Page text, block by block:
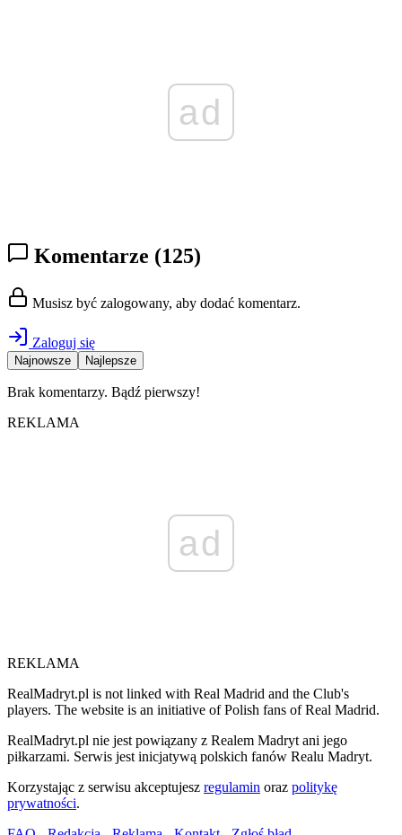
ad
Komentarze (125)
Musisz być zalogowany, aby dodać komentarz.
Zaloguj się
Najnowsze Najlepsze
Brak komentarzy. Bądź pierwszy!
REKLAMA
ad
REKLAMA
RealMadryt.pl is not linked with Real Madrid and the Club's
players. The website is an initiative of Polish fans of Real Madrid.
RealMadryt.pl nie jest powiązany z Realem Madryt ani jego
piłkarzami. Serwis jest inicjatywą polskich fanów Realu Madryt.
Korzystając z serwisu akceptujesz regulamin oraz politykę
prywatności.